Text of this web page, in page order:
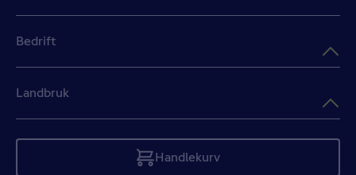
Bedrift
Landbruk
Handlekurv
Tom